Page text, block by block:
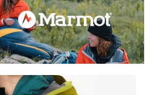
覽以下網址：
定代理人或監護人之同意方可使用
申辦者引起之損失，本公司不負相關責
將依據個別帳號之用戶狀況，依本公司即
他人資訊註冊。若發現惡意使用之情形，
以上)免運費
以上)免運費